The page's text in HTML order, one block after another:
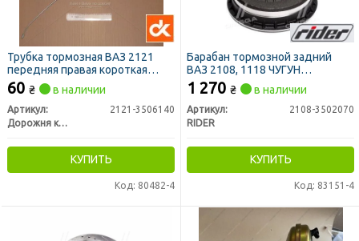
Трубка тормозная ВАЗ 2121
передняя правая короткая
СТАНДАРТ <ДК>
60 ₴ в наличии
Артикул:
2121-3506140
Дорожня карта
КУПИТЬ
Код: 80482-4
Барабан тормозной задний
ВАЗ 2108, 1118 ЧУГУН
STANDARD (RIDER)
1 270 ₴ в наличии
Артикул:
2108-3502070
RIDER
КУПИТЬ
Код: 83151-4